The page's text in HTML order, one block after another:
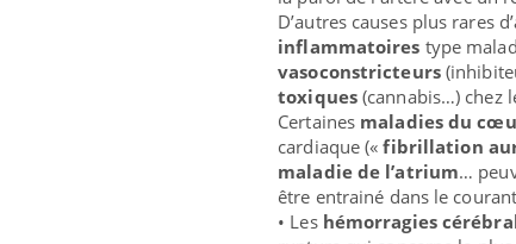
D’autres causes plus rares
inflammatoires type
vasoconstricteurs
toxiques(cannabis…) chez
Certaines maladies du
cardiaque («fibrillation
maladie de l’atrium…
être entrainé dans le
• Les hémorragies